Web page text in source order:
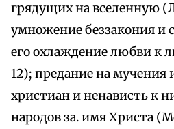
грядущих на вселенную
умножение беззакония и
его охлаждение любви к
12); предание на мучения
христиан и ненависть к
народов за. имя Христа